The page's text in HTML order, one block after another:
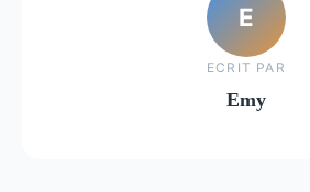
E
ECRIT PAR
Emy